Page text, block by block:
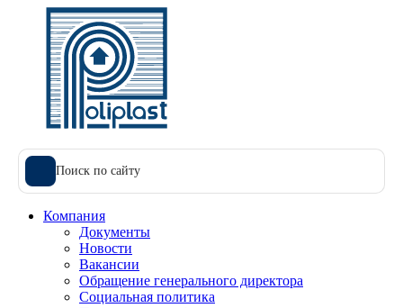
Поиск по сайту
Компания
Документы
Новости
Вакансии
Обращение генерального директора
Социальная политика